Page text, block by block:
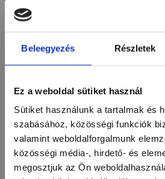
Beleegyezés Részletek
Ez a weboldal sütiket használ
Sütiket használunk a tartalmak és
szabásához, közösségi funkciók
valamint weboldalforgalmunk
közösségi média-, hirdető- és
megosztjuk az Ön
favorite_border